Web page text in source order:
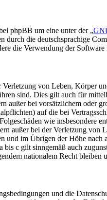
phpBB um eine unter der „
durch die deutschsprachige
die Verwendung der
von Leben, Körper
sind. Dies gilt auch für
außer bei vorsätzlichem oder
auf die bei
wie insbesondere
außer bei der Verletzung von
und im Übrigen der Höhe
bis c gilt sinngemäß auch
nationalem Recht bleiben
und die